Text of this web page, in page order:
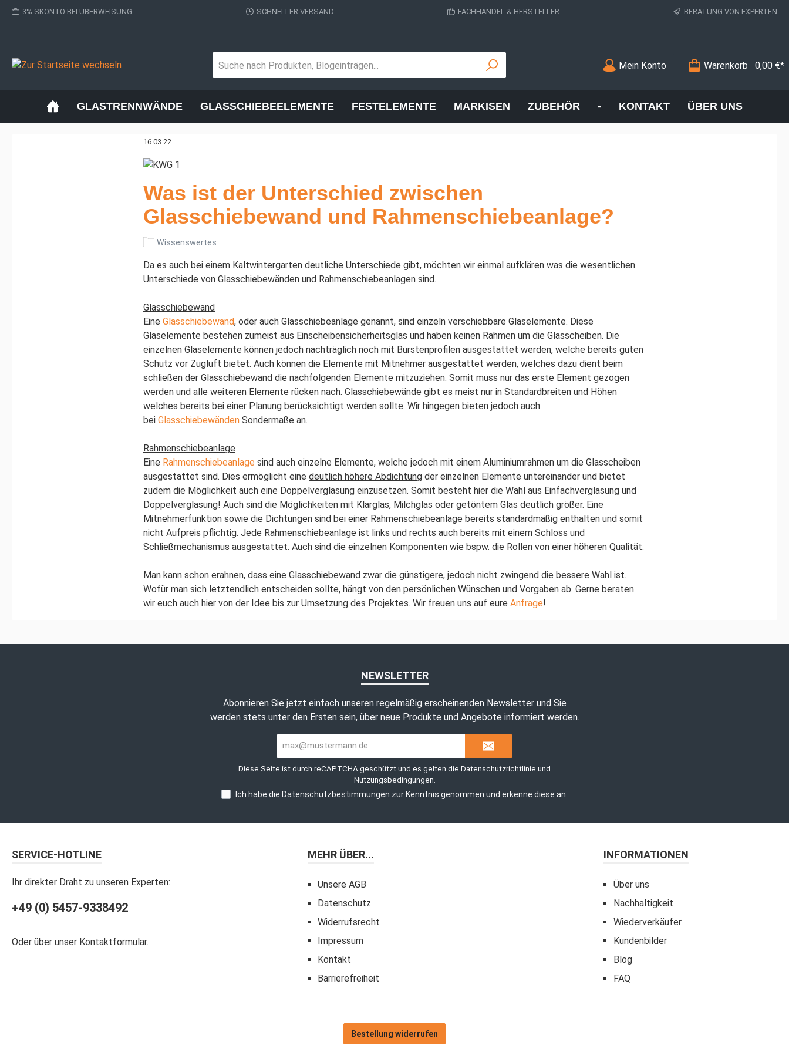
3% SKONTO BEI ÜBERWEISUNG SCHNELLER VERSAND FACHHANDEL & HERSTELLER BERATUNG VON EXPERTEN
Mein Konto Warenkorb 0,00 €*
GLASTRENNWÄNDE GLASSCHIEBEELEMENTE FESTELEMENTE MARKISEN ZUBEHÖR - KONTAKT ÜBER UNS
16.03.22
Was ist der Unterschied zwischen
Glasschiebewand und Rahmenschiebeanlage?
Wissenswertes
Da es auch bei einem Kaltwintergarten deutliche Unterschiede gibt, möchten wir einmal aufklären was die wesentlichen
Unterschiede von Glasschiebewänden und Rahmenschiebeanlagen sind.
Glasschiebewand
Eine Glasschiebewand, oder auch Glasschiebeanlage genannt, sind einzeln verschiebbare Glaselemente. Diese
Glaselemente bestehen zumeist aus Einscheibensicherheitsglas und haben keinen Rahmen um die Glasscheiben. Die
einzelnen Glaselemente können jedoch nachträglich noch mit Bürstenprofilen ausgestattet werden, welche bereits guten
Schutz vor Zugluft bietet. Auch können die Elemente mit Mitnehmer ausgestattet werden, welches dazu dient beim
schließen der Glasschiebewand die nachfolgenden Elemente mitzuziehen. Somit muss nur das erste Element gezogen
werden und alle weiteren Elemente rücken nach. Glasschiebewände gibt es meist nur in Standardbreiten und Höhen
welches bereits bei einer Planung berücksichtigt werden sollte. Wir hingegen bieten jedoch auch
bei Glasschiebewänden Sondermaße an.
Rahmenschiebeanlage
Eine Rahmenschiebeanlage sind auch einzelne Elemente, welche jedoch mit einem Aluminiumrahmen um die Glasscheiben
ausgestattet sind. Dies ermöglicht eine deutlich höhere Abdichtung der einzelnen Elemente untereinander und bietet
zudem die Möglichkeit auch eine Doppelverglasung einzusetzen. Somit besteht hier die Wahl aus Einfachverglasung und
Doppelverglasung! Auch sind die Möglichkeiten mit Klarglas, Milchglas oder getöntem Glas deutlich größer. Eine
Mitnehmerfunktion sowie die Dichtungen sind bei einer Rahmenschiebeanlage bereits standardmäßig enthalten und somit
nicht Aufpreis pflichtig. Jede Rahmenschiebeanlage ist links und rechts auch bereits mit einem Schloss und
Schließmechanismus ausgestattet. Auch sind die einzelnen Komponenten wie bspw. die Rollen von einer höheren Qualität.
Man kann schon erahnen, dass eine Glasschiebewand zwar die günstigere, jedoch nicht zwingend die bessere Wahl ist.
Wofür man sich letztendlich entscheiden sollte, hängt von den persönlichen Wünschen und Vorgaben ab. Gerne beraten
wir euch auch hier von der Idee bis zur Umsetzung des Projektes. Wir freuen uns auf eure Anfrage!
NEWSLETTER
Abonnieren Sie jetzt einfach unseren regelmäßig erscheinenden Newsletter und Sie
werden stets unter den Ersten sein, über neue Produkte und Angebote informiert werden.
Adresse*
Diese Seite ist durch reCAPTCHA geschützt und es gelten die Datenschutzrichtlinie und
Nutzungsbedingungen.
Ich habe die Datenschutzbestimmungen zur Kenntnis genommen und erkenne diese an.
SERVICE-HOTLINE
Ihr direkter Draht zu unseren Experten:
+49 (0) 5457-9338492
Oder über unser Kontaktformular.
MEHR ÜBER...
Unsere AGB
Datenschutz
Widerrufsrecht
Impressum
Kontakt
Barrierefreiheit
INFORMATIONEN
Über uns
Nachhaltigkeit
Wiederverkäufer
Kundenbilder
Blog
FAQ
Bestellung widerrufen